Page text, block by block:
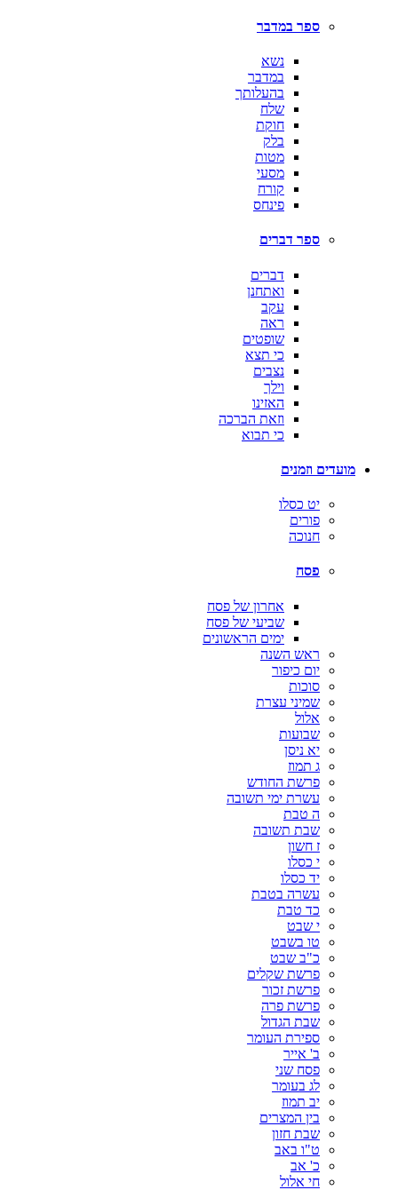
ספר במדבר
נשא
במדבר
בהעלותך
שלח
חוקת
בלק
מטות
מסעי
קורח
פינחס
ספר דברים
דברים
ואתחנן
עקב
ראה
שופטים
כי תצא
נצבים
וילך
האזינו
וזאת הברכה
כי תבוא
מועדים וזמנים
יט כסלו
פורים
חנוכה
פסח
אחרון של פסח
שביעי של פסח
ימים הראשונים
ראש השנה
יום כיפור
סוכות
שמיני עצרת
אלול
שבועות
יא ניסן
ג תמוז
פרשת החודש
עשרת ימי תשובה
ה טבת
שבת תשובה
ז חשון
י כסלו
יד כסלו
עשרה בטבת
כד טבת
י שבט
טו בשבט
כ"ב שבט
פרשת שקלים
פרשת זכור
פרשת פרה
שבת הגדול
ספירת העומר
ב' אייר
פסח שני
לג בעומר
יב תמוז
בין המצרים
שבת חזון
ט"ו באב
כ' אב
חי אלול